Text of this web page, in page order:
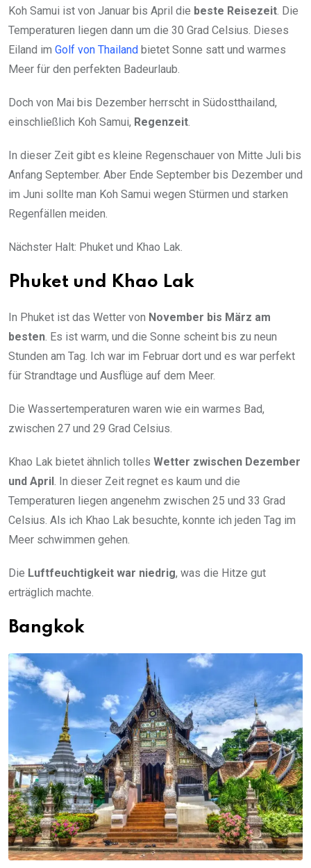
Koh Samui ist von Januar bis April die beste Reisezeit. Die
Temperaturen liegen dann um die 30 Grad Celsius. Dieses
Eiland im Golf von Thailand bietet Sonne satt und warmes
Meer für den perfekten Badeurlaub.
Doch von Mai bis Dezember herrscht in Südostthailand,
einschließlich Koh Samui, Regenzeit.
In dieser Zeit gibt es kleine Regenschauer von Mitte Juli bis
Anfang September. Aber Ende September bis Dezember und
im Juni sollte man Koh Samui wegen Stürmen und starken
Regenfällen meiden.
Nächster Halt: Phuket und Khao Lak.
Phuket und Khao Lak
In Phuket ist das Wetter von November bis März am
besten. Es ist warm, und die Sonne scheint bis zu neun
Stunden am Tag. Ich war im Februar dort und es war perfekt
für Strandtage und Ausflüge auf dem Meer.
Die Wassertemperaturen waren wie ein warmes Bad,
zwischen 27 und 29 Grad Celsius.
Khao Lak bietet ähnlich tolles Wetter zwischen Dezember
und April . In dieser Zeit regnet es kaum und die
Temperaturen liegen angenehm zwischen 25 und 33 Grad
Celsius. Als ich Khao Lak besuchte, konnte ich jeden Tag im
Meer schwimmen gehen.
Die Luftfeuchtigkeit war niedrig, was die Hitze gut
erträglich machte.
Bangkok